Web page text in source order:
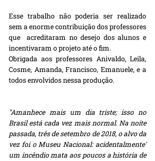
Esse trabalho não poderia ser realizado
sem a enorme contribuição dos professores
que  acreditaram no desejo dos alunos e
incentivaram o projeto até o fim.
Obrigada aos professores Anivaldo, Leila,
Cosme, Amanda, Francisco, Emanuele, e a
todos envolvidos nessa produção.
"Amanhece mais um dia triste; isso no
Brasil está cada vez mais normal. Na noite
passada, três de setembro de 2018, o alvo da
vez foi o Museu Nacional: acidentalmente'
um incêndio mata aos poucos a história de